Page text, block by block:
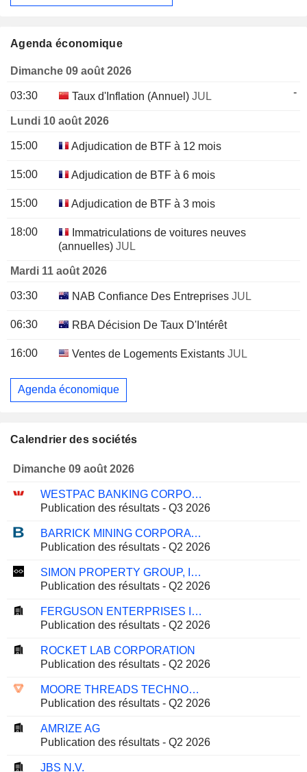
Agenda économique
Dimanche 09 août 2026
03:30 Taux d'Inflation (Annuel) JUL -
Lundi 10 août 2026
15:00 Adjudication de BTF à 12 mois
15:00 Adjudication de BTF à 6 mois
15:00 Adjudication de BTF à 3 mois
18:00
Immatriculations de voitures neuves
(annuelles) JUL
Mardi 11 août 2026
03:30 NAB Confiance Des Entreprises JUL
06:30 RBA Décision De Taux D'Intérêt
16:00 Ventes de Logements Existants JUL
Agenda économique
Calendrier des sociétés
Dimanche 09 août 2026
WESTPAC BANKING CORPORATION
Publication des résultats - Q3 2026
BARRICK MINING CORPORATION
Publication des résultats - Q2 2026
SIMON PROPERTY GROUP, INC.
Publication des résultats - Q2 2026
FERGUSON ENTERPRISES INC.
Publication des résultats - Q2 2026
ROCKET LAB CORPORATION
Publication des résultats - Q2 2026
MOORE THREADS TECHNOLOGY CO., LTD.
Publication des résultats - Q2 2026
AMRIZE AG
Publication des résultats - Q2 2026
JBS N.V.